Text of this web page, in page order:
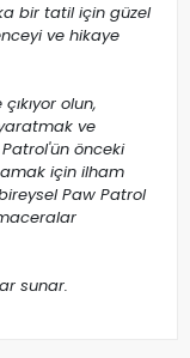
bir tatil için güzel
ve hikaye
olun,
ve
önceki
için ilham
Paw Patrol
sunar.